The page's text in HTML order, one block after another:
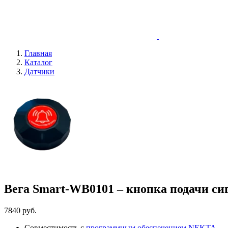
Главная
Каталог
Датчики
Вега Smart-WB0101 – кнопка подачи
7840 руб.